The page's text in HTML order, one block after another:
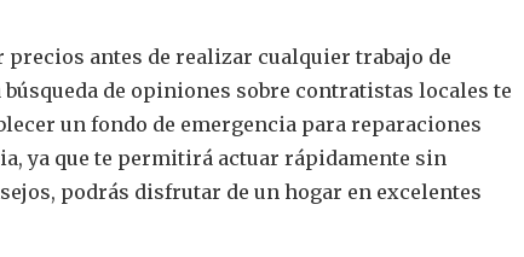
antes de realizar cualquier trabajo de
de opiniones sobre contratistas locales te
un fondo de emergencia para reparaciones
ya que te permitirá actuar rápidamente sin
podrás disfrutar de un hogar en excelentes